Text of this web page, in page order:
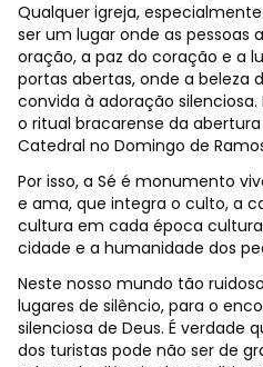
Qualquer igreja,
ser um lugar onde as pessoas
oração, a paz do coração e a
portas abertas, onde a beleza
convida à adoração
o ritual bracarense da
Catedral no Domingo de
Por isso, a Sé é monumento
e ama, que integra o culto, a
cultura em cada época
cidade e a humanidade dos
Neste nosso mundo tão
lugares de silêncio, para o
silenciosa de Deus. É verdade
dos turistas pode não ser de